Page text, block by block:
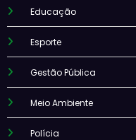
Educação
Esporte
Gestão Pública
Meio Ambiente
Polícia